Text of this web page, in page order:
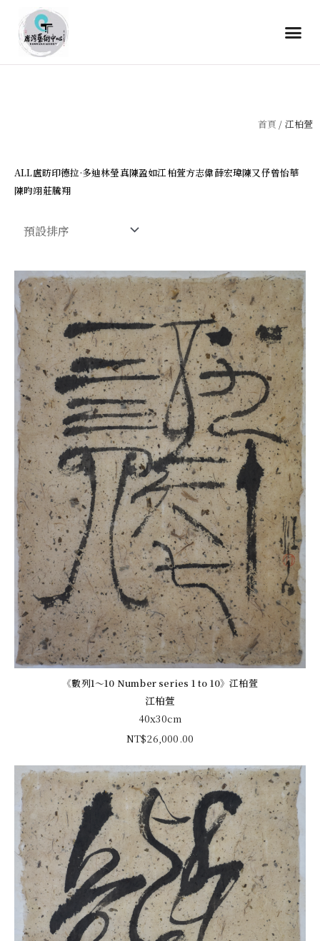
首頁 / 江柏萱
ALL盧昉印德拉·多迪林瑩真陳盈如江柏萱方志偉薛宏瑋陳又伃曾怡華
陳昀翊莊騰翔
《數列1～10 Number series 1 to 10》江柏萱
江柏萱
40x30cm
NT$26,000.00